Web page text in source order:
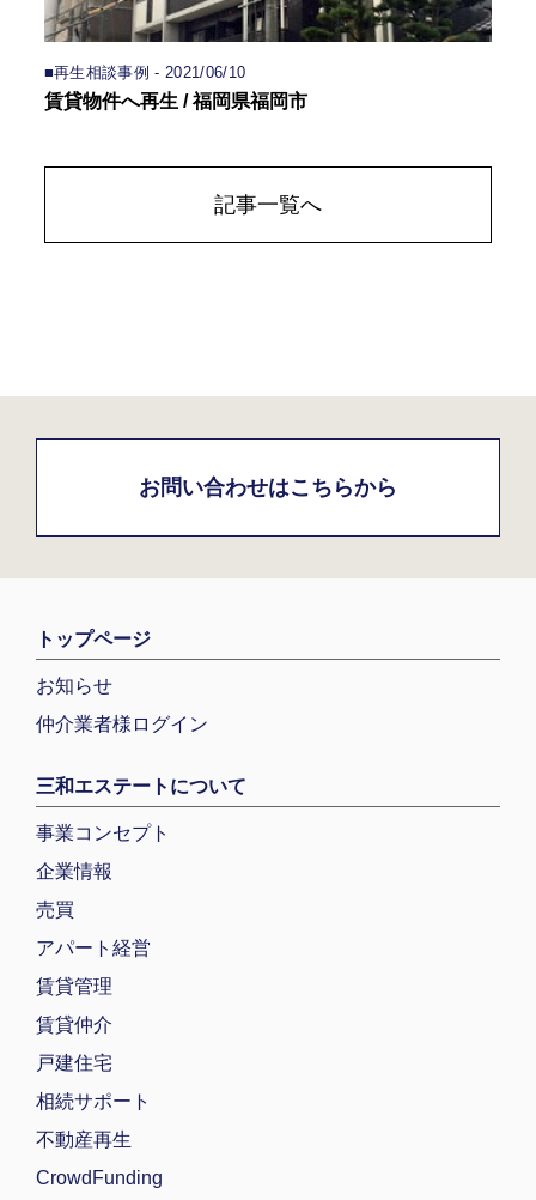
■再生相談事例 - 2021/06/10
賃貸物件へ再生 / 福岡県福岡市
記事一覧へ
お問い合わせはこちらから
トップページ
お知らせ
仲介業者様ログイン
三和エステートについて
事業コンセプト
企業情報
売買
アパート経営
賃貸管理
賃貸仲介
戸建住宅
相続サポート
不動産再生
CrowdFunding